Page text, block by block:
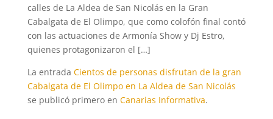
calles de La Aldea de San Nicolás en la Gran
Cabalgata de El Olimpo, que como colofón final contó
con las actuaciones de Armonía Show y Dj Estro,
quienes protagonizaron el […]
La entrada Cientos de personas disfrutan de la gran
Cabalgata de El Olimpo en La Aldea de San Nicolás
se publicó primero en Canarias Informativa.